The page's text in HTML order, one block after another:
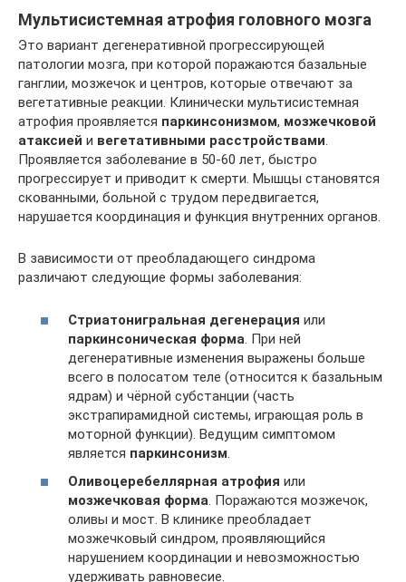
Мультисистемная атрофия головного мозга
Это вариант дегенеративной прогрессирующей
патологии мозга, при которой поражаются базальные
ганглии, мозжечок и центров, которые отвечают за
вегетативные реакции. Клинически мультисистемная
атрофия проявляется паркинсонизмом, мозжечковой
атаксией и вегетативными расстройствами.
Проявляется заболевание в 50-60 лет, быстро
прогрессирует и приводит к смерти. Мышцы становятся
скованными, больной с трудом передвигается,
нарушается координация и функция внутренних органов.
В зависимости от преобладающего синдрома
различают следующие формы заболевания:
Стриатонигральная дегенерация или
паркинсоническая форма . При ней
дегенеративные изменения выражены больше
всего в полосатом теле (относится к базальным
ядрам) и чёрной субстанции (часть
экстрапирамидной системы, играющая роль в
моторной функции). Ведущим симптомом
является паркинсонизм
Оливоцеребеллярная атрофия или
мозжечковая форма. Поражаются мозжечок,
оливы и мост. В клинике преобладает
мозжечковый синдром, проявляющийся
нарушением координации и невозможностью
удерживать равновесие.